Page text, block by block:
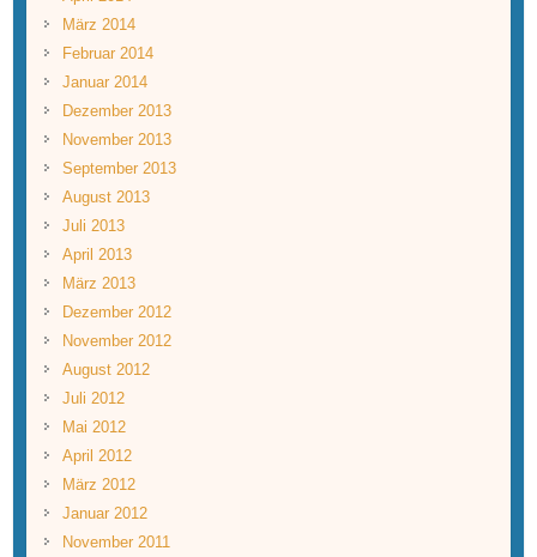
März 2014
Februar 2014
Januar 2014
Dezember 2013
November 2013
September 2013
August 2013
Juli 2013
April 2013
März 2013
Dezember 2012
November 2012
August 2012
Juli 2012
Mai 2012
April 2012
März 2012
Januar 2012
November 2011